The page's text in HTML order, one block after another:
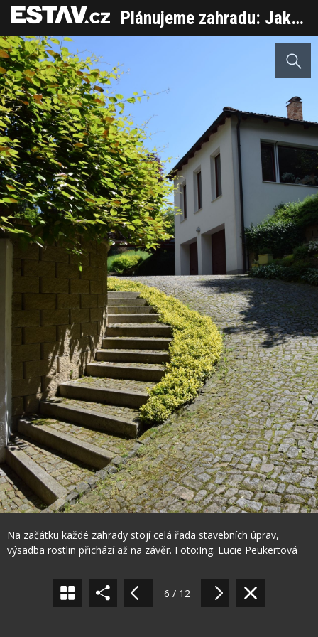
Plánujeme zahradu: Jak promýšlet zpevněné plochy a vodní prvky
Na začátku každé zahrady stojí celá řada stavebních úprav,
výsadba rostlin přichází až na závěr. Foto:Ing. Lucie Peukertová
Sdílet na Facebooku
Sdílet na Pinterestu
6 / 12